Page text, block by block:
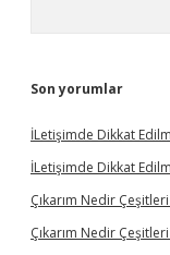
Son yorumlar
İLetişimde Dikkat
İLetişimde Dikkat
Çıkarım Nedir
Çıkarım Nedir